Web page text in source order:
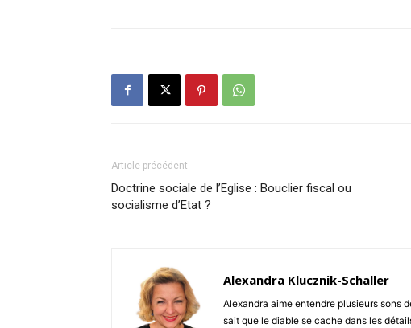
Article précédent
Doctrine sociale de l’Eglise : Bouclier fiscal ou
socialisme d’Etat ?
Alexandra Klucznik-Schaller
Alexandra aime entendre plusieurs sons
sait que le diable se cache dans les